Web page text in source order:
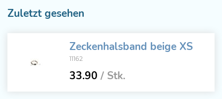
Zuletzt gesehen
Zeckenhalsband beige XS
11162
33.90 / Stk.